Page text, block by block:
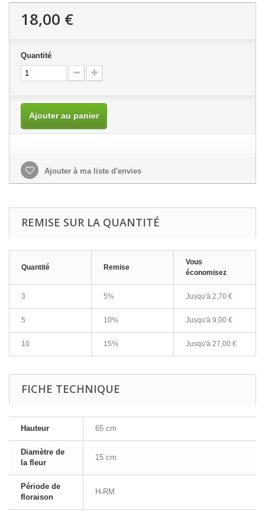
18,00 €
Quantité
Ajouter au panier
Ajouter à ma liste d'envies
REMISE SUR LA QUANTITÉ
Quantité Remise
Vous
économisez
3 5% Jusqu'à 2,70 €
5 10% Jusqu'à 9,00 €
10 15% Jusqu'à 27,00 €
FICHE TECHNIQUE
Hauteur 65 cm
Diamètre de
la fleur
15 cm
Période de
floraison
H-RM